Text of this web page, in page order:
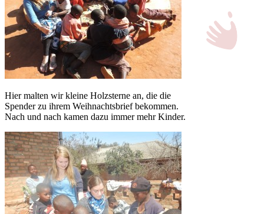
Hier malten wir kleine Holzsterne an, die die
Spender zu ihrem Weihnachtsbrief bekommen.
Nach und nach kamen dazu immer mehr Kinder.